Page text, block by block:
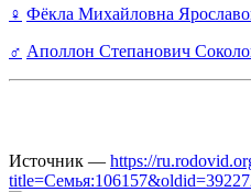
♀ Фёкла Михайловна
♂ Аполлон Степанович
Источник — https://